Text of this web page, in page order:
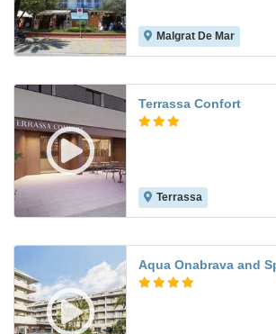
Malgrat De Mar
Terrassa Confort
Terrassa
Aqua Onabrava and